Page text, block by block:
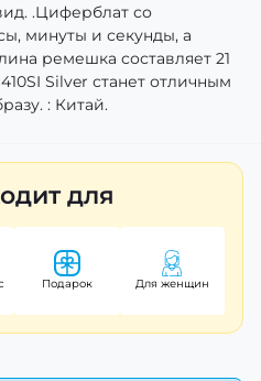
.Циферблат со
минуты и секунды, а
ремешка составляет 21
Silver станет отличным
: Китай.
для
Подарок Для женщин